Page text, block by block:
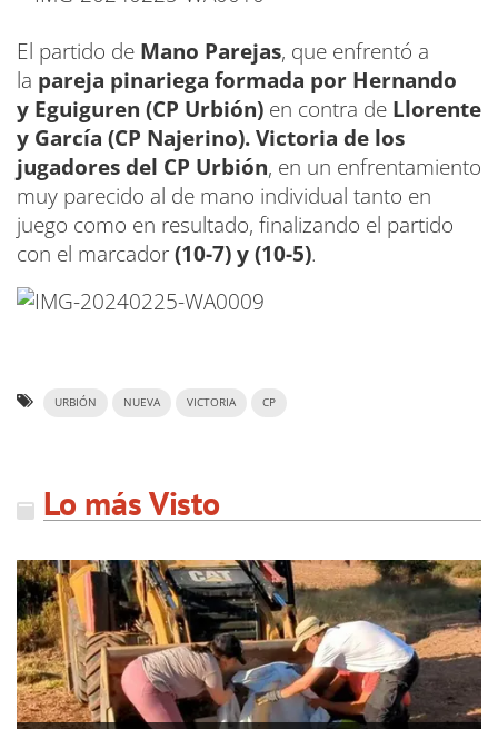
El partido de Mano Parejas, que enfrentó a
la pareja pinariega formada por Hernando
y Eguiguren (CP Urbión) en contra de Llorente
y García (CP Najerino). Victoria de los
jugadores del CP Urbión, en un enfrentamiento
muy parecido al de mano individual tanto en
juego como en resultado, finalizando el partido
con el marcador(10-7) y (10-5).
URBIÓN NUEVA VICTORIA CP
Lo más Visto